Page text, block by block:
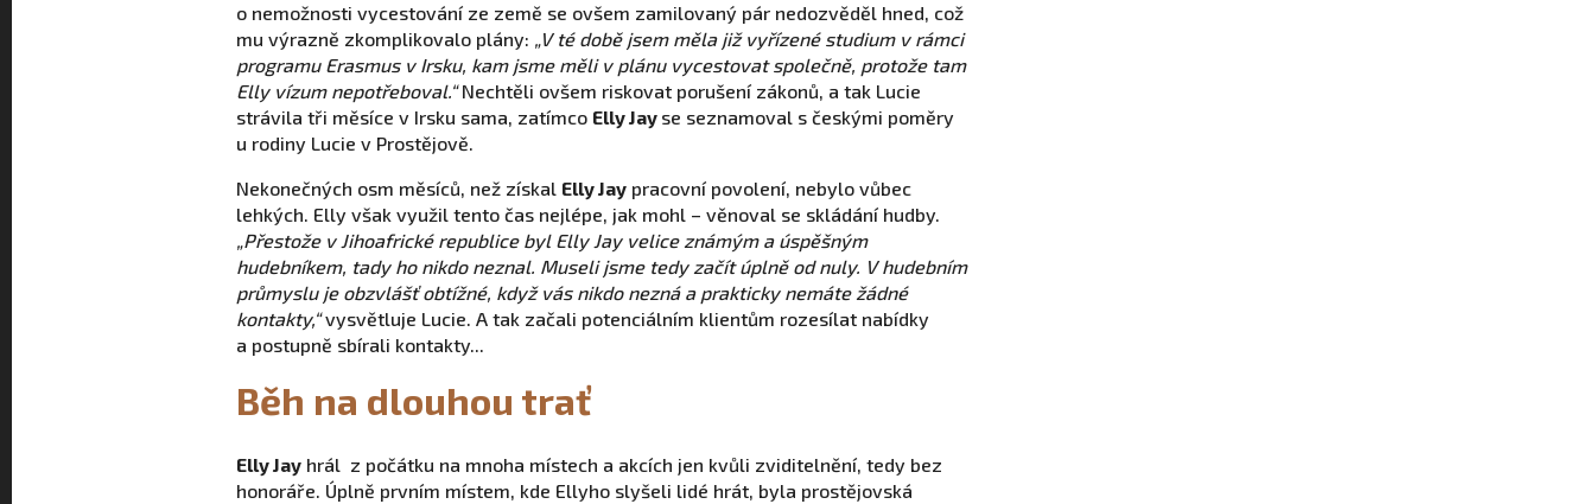
o nemožnosti vycestování ze země se ovšem zamilovaný pár nedozvěděl hned, což
mu výrazně zkomplikovalo plány: „V té době jsem měla již vyřízené studium v rámci
programu Erasmus v Irsku, kam jsme měli v plánu vycestovat společně, protože tam
Elly vízum nepotřeboval.“Nechtěli ovšem riskovat porušení zákonů, a tak Lucie
strávila tři měsíce v Irsku sama, zatímco Elly Jay se seznamoval s českými poměry
u rodiny Lucie v Prostějově.
Nekonečných osm měsíců, než získal Elly Jay pracovní povolení, nebylo vůbec
lehkých. Elly však využil tento čas nejlépe, jak mohl – věnoval se skládání hudby.
„Přestože v Jihoafrické republice byl Elly Jay velice známým a úspěšným
hudebníkem, tady ho nikdo neznal. Museli jsme tedy začít úplně od nuly. V hudebním
průmyslu je obzvlášť obtížné, když vás nikdo nezná a prakticky nemáte žádné
kontakty,“vysvětluje Lucie. A tak začali potenciálním klientům rozesílat nabídky
a postupně sbírali kontakty...
Běh na dlouhou trať
Elly Jay hrál z počátku na mnoha místech a akcích jen kvůli zviditelnění, tedy bez
honoráře. Úplně prvním místem, kde Ellyho slyšeli lidé hrát, byla prostějovská